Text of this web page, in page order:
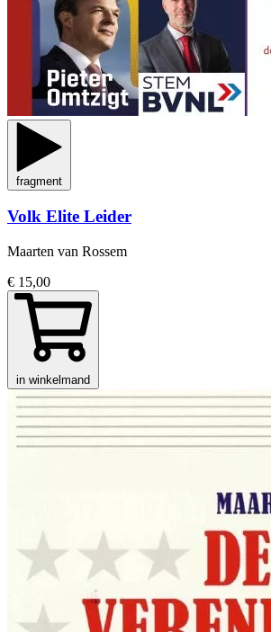
fragment
Volk Elite Leider
Maarten van Rossem
€ 15,00
in winkelmand